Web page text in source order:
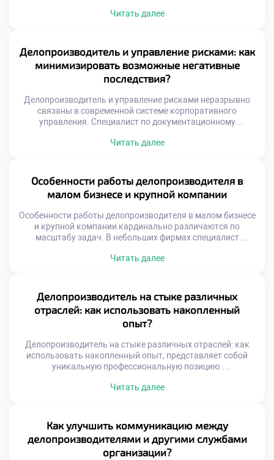
ежедневную практику упорядочивания хаоса. Специалист
мышление и внимательность к деталям. Ответственность
за документы формирует зрелость и дисциплину.
Личностные качества совершенствуются […]
Читать далее
Делопроизводитель и управление рисками: как
минимизировать возможные негативные
последствия?
Делопроизводитель и управление рисками неразрывно
связаны в современной системе корпоративного
управления. Специалист по документационному
организации от угроз. Грамотная работа с документами
проблем отличает профессионала высокого класса от
обычного исполнителя. Управление рисками требует
системного мышления и глубокого понимания бизнес-
процессов. Недостаточно просто оформлять […]
Читать далее
Особенности работы делопроизводителя в
малом бизнесе и крупной компании
Особенности работы делопроизводителя в малом бизнесе
и крупной компании кардинально различаются по
масштабу задач. В небольших фирмах специалист
корпорации требуют узкой специализации и строгой
Выбор места работы определяет ежедневную рутину и
темп профессионального роста. Специфика среды
формирует уникальный набор компетенций […]
Читать далее
Делопроизводитель на стыке различных
отраслей: как использовать накопленный
опыт?
Делопроизводитель на стыке различных отраслей: как
использовать накопленный опыт, представляет собой
уникальную профессиональную позицию.
обеспечения позволяет работать в любой сфере бизнеса.
знаний трансформируется в конкурентное преимущество
на рынке труда. Переход из одной отрасли в другую
обогащает экспертный кругозор. Умение адаптировать
стандарты […]
Читать далее
Как улучшить коммуникацию между
делопроизводителями и другими службами
организации?